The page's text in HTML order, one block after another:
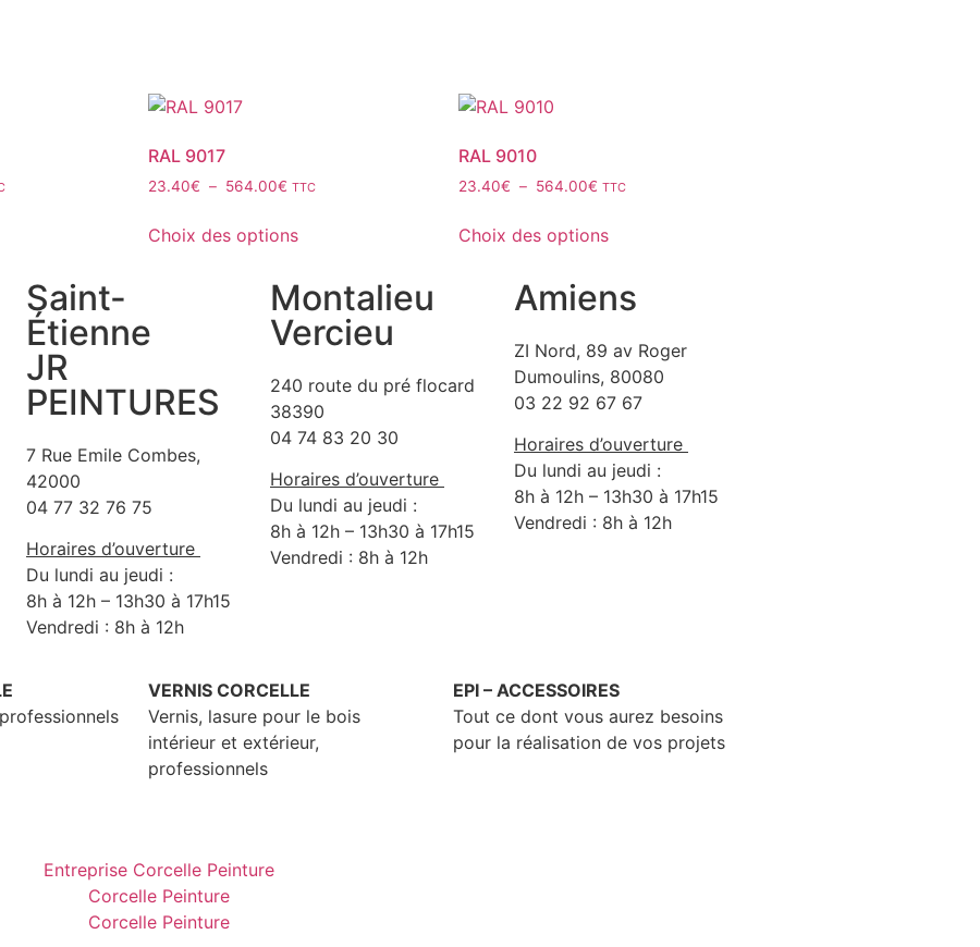
RAL 9017
23.40€ – 564.00€ TTC
Choix des options
RAL 9010
23.40€ – 564.00€ TTC
Choix des options
Saint-
Étienne
JR
PEINTURES
7 Rue Emile Combes,
42000
04 77 32 76 75
Horaires d’ouverture
Du lundi au jeudi :
8h à 12h – 13h30 à 17h15
Vendredi : 8h à 12h
Montalieu
Vercieu
240 route du pré flocard
38390
04 74 83 20 30
Horaires d’ouverture
Du lundi au jeudi :
8h à 12h – 13h30 à 17h15
Vendredi : 8h à 12h
Amiens
ZI Nord, 89 av Roger
Dumoulins, 80080
03 22 92 67 67
Horaires d’ouverture
Du lundi au jeudi :
8h à 12h – 13h30 à 17h15
Vendredi : 8h à 12h
VERNIS CORCELLE
Vernis, lasure pour le bois
intérieur et extérieur,
professionnels
EPI – ACCESSOIRES
Tout ce dont vous aurez besoins
pour la réalisation de vos projets
Entreprise Corcelle Peinture
Corcelle Peinture
Corcelle Peinture